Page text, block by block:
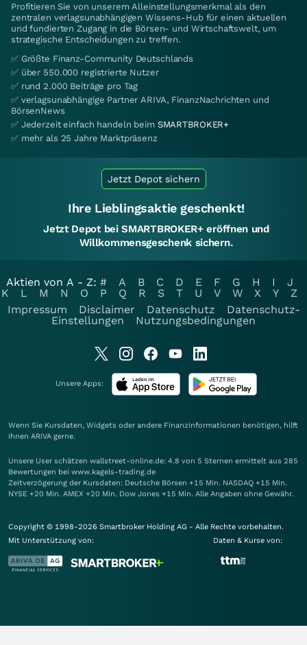
Profitieren Sie von unserem Alleinstellungsmerkmal als den
zentralen verlagsunabhängigen Wissens-Hub für einen aktuellen
und fundierten Zugang in die Börsen- und Wirtschaftswelt, um
strategische Entscheidungen zu treffen.
✅ Größte Finanz-Community Deutschlands
✅ über 550.000 registrierte Nutzer
✅ rund 2.000 Beiträge pro Tag
✅ verlagsunabhängige Partner ARIVA, FinanzNachrichten und
BörsenNews
✅ Jederzeit einfach handeln beim SMARTBROKER+
✅ mehr als 25 Jahre Marktpräsenz
Jetzt Depot sichern
Ihre Lieblingsaktie geschenkt!
Jetzt Depot bei SMARTBROKER+ eröffnen und
Willkommensgeschenk sichern.
Aktien von A - Z: # A B C D E F G H I
J
K
L M N O P Q R S T U V W X Y
Z
Impressum
Disclaimer Datenschutz
Datenschutz-
Einstellungen
Nutzungsbedingungen
Unsere Apps:
Wenn Sie Kursdaten, Widgets oder andere Finanzinformationen benötigen, hilft
Ihnen ARIVA gerne.
Unsere User schätzen wallstreet-online.de: 4.8 von 5 Sternen ermittelt aus 285
Bewertungen bei www.kagels-trading.de
Zeitverzögerung der Kursdaten: Deutsche Börsen +15 Min. NASDAQ +15 Min.
NYSE +20 Min. AMEX +20 Min. Dow Jones +15 Min. Alle Angaben ohne Gewähr.
Copyright © 1998-2026 Smartbroker Holding AG - Alle Rechte vorbehalten.
Mit Unterstützung von:
Daten & Kurse von: